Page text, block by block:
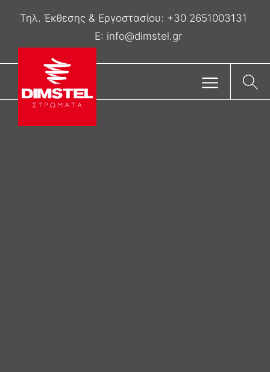
Τηλ. Έκθεσης & Eργοστασίου: +30 2651003131
E: info@dimstel.gr